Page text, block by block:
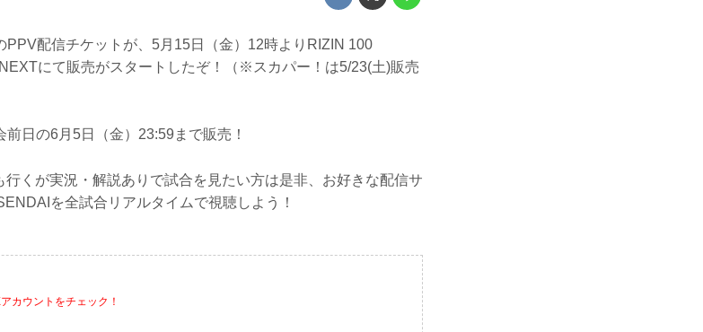
配信チケットが、5月15日（金）12時よりRIZIN 100
にて販売がスタートしたぞ！（※スカパー！は5/23(土)販売
日の6月5日（金）23:59まで販売！
くが実況・解説ありで試合を見たい方は是非、お好きな配信サ
を全試合リアルタイムで視聴しよう！
カウントをチェック！